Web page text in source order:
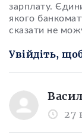
зарплату.
якого
сказати не
Увійдіть,
27